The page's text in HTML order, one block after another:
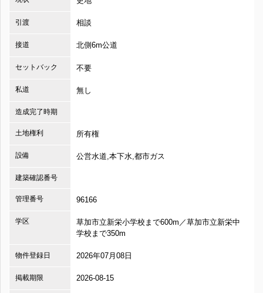
引渡 相談
接道 北側6m公道
セットバック 不要
私道 無し
造成完了時期
土地権利 所有権
設備 公営水道,本下水,都市ガス
建築確認番号
管理番号 96166
学区
草加市立新栄小学校まで600m／草加市立新栄中
学校まで350m
物件登録日 2026年07月08日
掲載期限 2026-08-15